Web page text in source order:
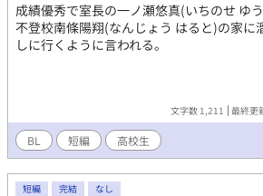
成績優秀で室長の一ノ瀬悠真(いちのせ ゆ
不登校南條陽翔(なんじょう はると)の家に
しに行くように言われる。
文字数 1,211 最終更
BL 短編 高校生
短編 完結 なし